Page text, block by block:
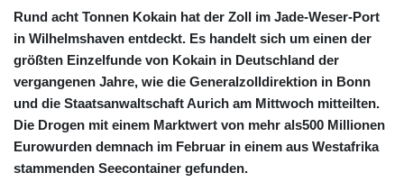
Rund acht Tonnen Kokain hat der Zoll im Jade-Weser-Port
in Wilhelmshaven entdeckt. Es handelt sich um einen der
größten Einzelfunde von Kokain in Deutschland der
vergangenen Jahre, wie die Generalzolldirektion in Bonn
und die Staatsanwaltschaft Aurich am Mittwoch mitteilten.
Die Drogen mit einem Marktwert von mehr als500 Millionen
Eurowurden demnach im Februar in einem aus Westafrika
stammenden Seecontainer gefunden.